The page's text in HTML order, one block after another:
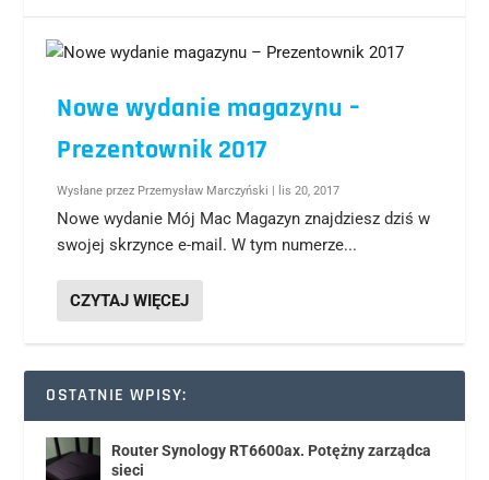
Nowe wydanie magazynu –
Prezentownik 2017
Wysłane przez Przemysław Marczyński | lis 20, 2017
Nowe wydanie Mój Mac Magazyn znajdziesz dziś w
swojej skrzynce e-mail. W tym numerze...
CZYTAJ WIĘCEJ
OSTATNIE WPISY:
Router Synology RT6600ax. Potężny zarządca
sieci